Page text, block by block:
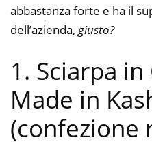
abbastanza forte e ha il
dell’azienda, giusto?
1. Sciarpa
Made in
(confezione